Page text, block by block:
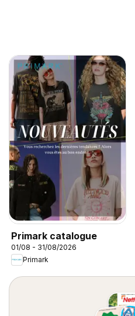
Primark catalogue
01/08 - 31/08/2026
Primark